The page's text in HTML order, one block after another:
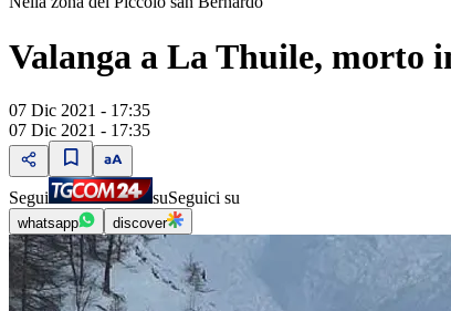
Valanga a La Thuile, morto
07 Dic 2021 - 17:35
07 Dic 2021 - 17:35
Segui suSeguici su
whatsapp discover